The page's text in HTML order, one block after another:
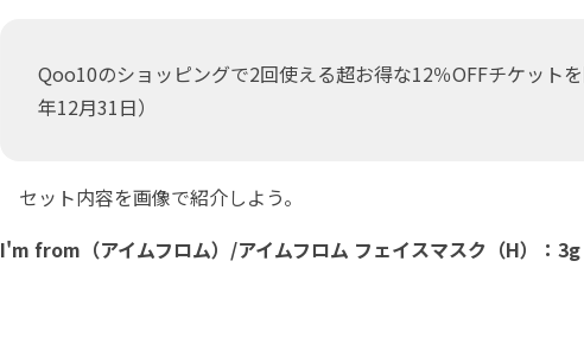
Qoo10のショッピングで2回使える超お得な12％OFFチケット
年12月31日）
セット内容を画像で紹介しよう。
I'm from（アイムフロム）/アイムフロム フェイスマスク（H）：3g